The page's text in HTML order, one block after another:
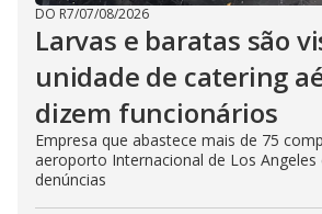
DO R7/07/08/2026
Larvas e baratas são
unidade de catering
dizem funcionários
Empresa que abastece mais de 75
aeroporto Internacional de Los Angeles
denúncias